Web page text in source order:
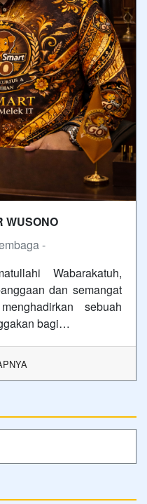
WUSONO
-
Wabarakatuh,
dan semangat
sebuah
bagi…